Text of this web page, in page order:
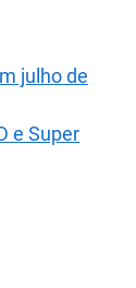
julho de
e Super